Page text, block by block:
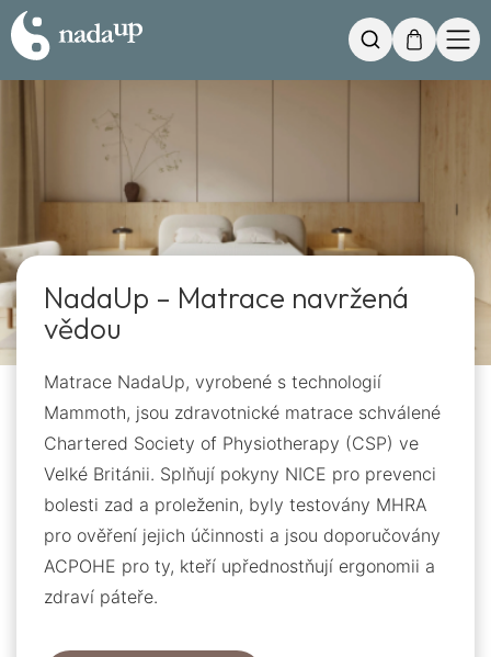
Můj košík
Hledat
NadaUp – Matrace navržená
vědou
Matrace NadaUp, vyrobené s technologií
Mammoth, jsou zdravotnické matrace schválené
Chartered Society of Physiotherapy (CSP) ve
Velké Británii. Splňují pokyny NICE pro prevenci
bolesti zad a proleženin, byly testovány MHRA
pro ověření jejich účinnosti a jsou doporučovány
ACPOHE pro ty, kteří upřednostňují ergonomii a
zdraví páteře.